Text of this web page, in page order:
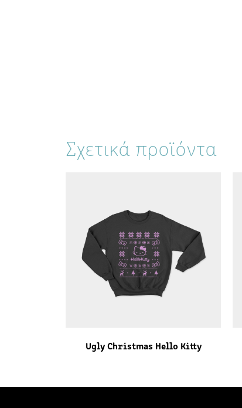
Σχετικά προϊόντα
Ugly Christmas Hello Kitty